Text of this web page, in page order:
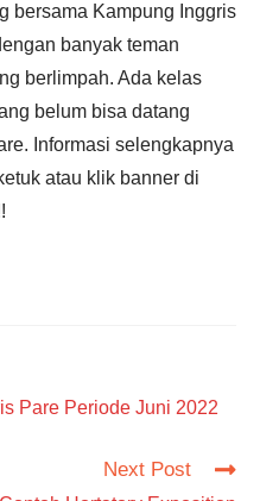
bersama Kampung Inggris
banyak teman
berlimpah. Ada kelas
belum bisa datang
Informasi selengkapnya
atau klik banner di
Pare Periode Juni 2022
Next Post